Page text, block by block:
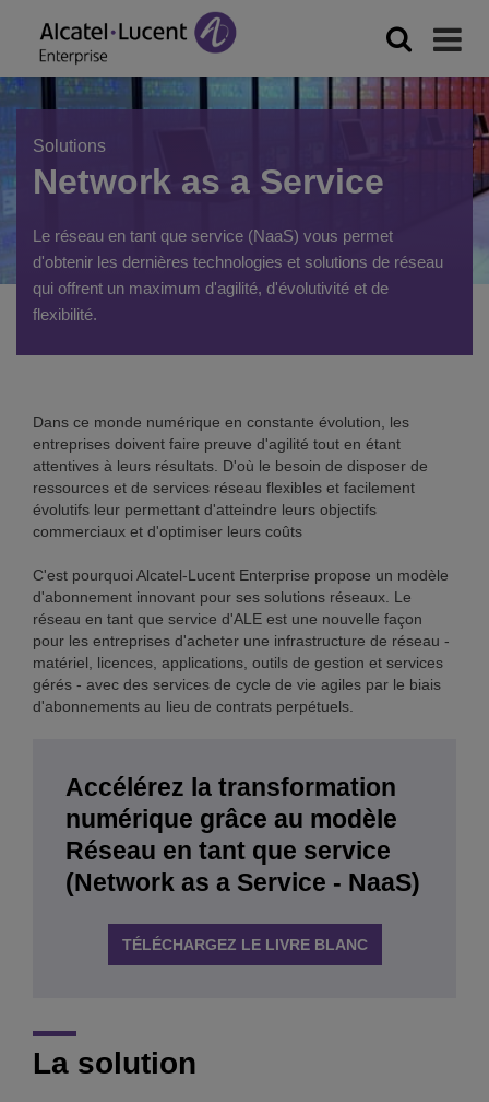
Solutions
Network as a Service
Le réseau en tant que service (NaaS) vous permet
d'obtenir les dernières technologies et solutions de réseau
qui offrent un maximum d'agilité, d'évolutivité et de
flexibilité.
Dans ce monde numérique en constante évolution, les
entreprises doivent faire preuve d'agilité tout en étant
attentives à leurs résultats. D'où le besoin de disposer de
ressources et de services réseau flexibles et facilement
évolutifs leur permettant d'atteindre leurs objectifs
commerciaux et d'optimiser leurs coûts
C'est pourquoi Alcatel-Lucent Enterprise propose un modèle
d'abonnement innovant pour ses solutions réseaux. Le
réseau en tant que service d'ALE est une nouvelle façon
pour les entreprises d'acheter une infrastructure de réseau -
matériel, licences, applications, outils de gestion et services
gérés - avec des services de cycle de vie agiles par le biais
d'abonnements au lieu de contrats perpétuels.
Accélérez la transformation
numérique grâce au modèle
Réseau en tant que service
(Network as a Service - NaaS)
TÉLÉCHARGEZ LE LIVRE BLANC
La solution